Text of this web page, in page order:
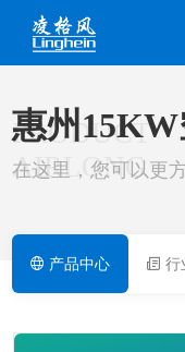
PRODUCT
AIRLONG
惠州
在这里，您可以更
产品中心 行